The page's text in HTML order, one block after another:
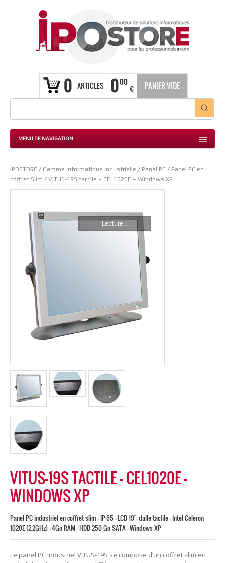
0 ARTICLES 000
€ PANIER VIDE
MENU DE NAVIGATION
IPOSTORE / Gamme Informatique industrielle / Panel PC / Panel PC en
coffret Slim / VITUS-19S tactile – CEL1020E – Windows XP
Lecture...
VITUS-19S TACTILE – CEL1020E –
WINDOWS XP
Panel PC industriel en coffret slim - IP-65 - LCD 19"- dalle tactile - Intel Celeron
1020E (2.2GHz) - 4Go RAM - HDD 250 Go SATA - Windows XP
Le panel PC industriel VITUS-19S se compose d’un coffret slim en